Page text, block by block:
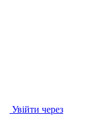
Увійти через